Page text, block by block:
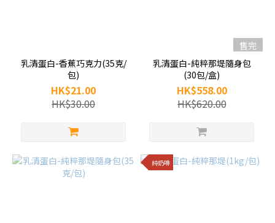
乳清蛋白-香蕉巧克力(35克/
包)
HK$21.00
HK$30.00
售完
乳清蛋白-純粹那堤隨身包
(30包/盒)
HK$558.00
HK$620.00
純奶啡